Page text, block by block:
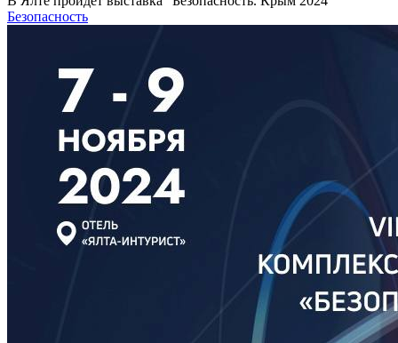
Безопасность